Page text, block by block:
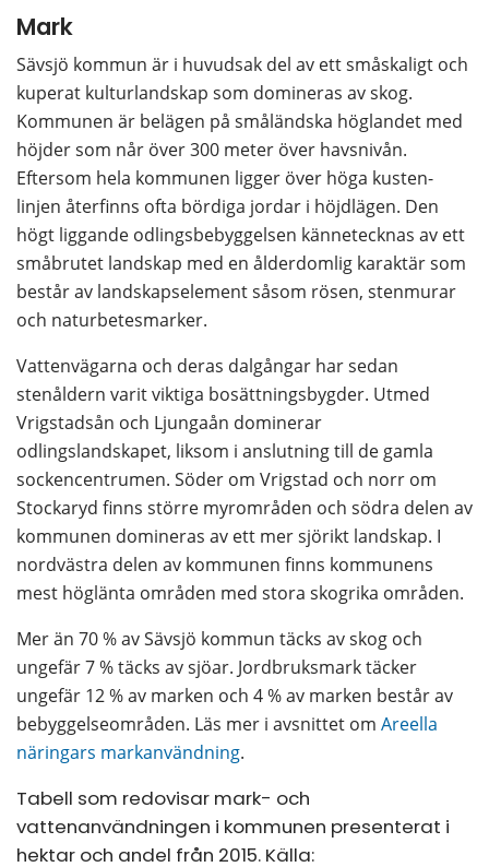
Mark
Sävsjö kommun är i huvudsak del av ett småskaligt och
kuperat kulturlandskap som domineras av skog.
Kommunen är belägen på småländska höglandet med
höjder som når över 300 meter över havsnivån.
Eftersom hela kommunen ligger över höga kusten-
linjen återfinns ofta bördiga jordar i höjdlägen. Den
högt liggande odlingsbebyggelsen kännetecknas av ett
småbrutet landskap med en ålderdomlig karaktär som
består av landskapselement såsom rösen, stenmurar
och naturbetesmarker.
Vattenvägarna och deras dalgångar har sedan
stenåldern varit viktiga bosättningsbygder. Utmed
Vrigstadsån och Ljungaån dominerar
odlingslandskapet, liksom i anslutning till de gamla
sockencentrumen. Söder om Vrigstad och norr om
Stockaryd finns större myrområden och södra delen av
kommunen domineras av ett mer sjörikt landskap. I
nordvästra delen av kommunen finns kommunens
mest höglänta områden med stora skogrika områden.
Mer än 70 % av Sävsjö kommun täcks av skog och
ungefär 7 % täcks av sjöar. Jordbruksmark täcker
ungefär 12 % av marken och 4 % av marken består av
bebyggelseområden. Läs mer i avsnittet om Areella
näringars markanvändning.
Tabell som redovisar mark- och
vattenanvändningen i kommunen presenterat i